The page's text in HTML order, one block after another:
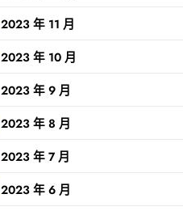
2023 年 11 月
2023 年 10 月
2023 年 9 月
2023 年 8 月
2023 年 7 月
2023 年 6 月